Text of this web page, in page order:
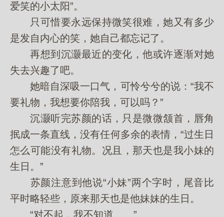
爱笑的小太阳”。
只可惜要永远保持微笑很难，她又有多少
是发自内心的笑，她自己都忘记了。
再想到沉灏最近的变化，他或许逐渐对她
失去兴趣了吧。
她暗自深吸一口气，可怜兮兮的说：“我不
要礼物，我想要你陪我，可以吗？”
沉灏听完苏颜的话，只是微微颔首，唇角
抿成一条直线，没有任何多余的表情，“过生日
怎么可能没有礼物。况且，那天也是我小妹的
生日。”
苏颜注意到他说“小妹”两个字时，尾音比
平时略轻些，原来那天也是他妹妹的生日。
“对不起，我不知道……”